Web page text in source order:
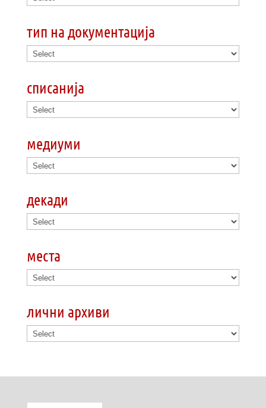
тип на документација
списанија
медиуми
декади
места
лични архиви